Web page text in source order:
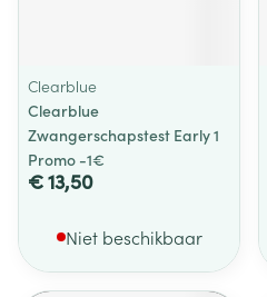
Clearblue
Clearblue
Zwangerschapstest Early 1
Promo -1€
€ 13,50
Niet beschikbaar